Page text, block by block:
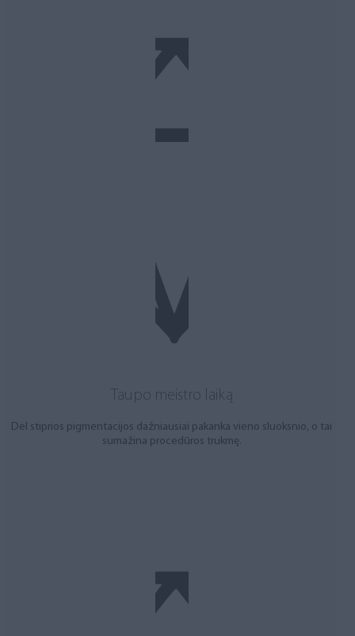
Taupo meistro laiką
Dėl stiprios pigmentacijos dažniausiai pakanka vieno sluoksnio, o tai
sumažina procedūros trukmę.